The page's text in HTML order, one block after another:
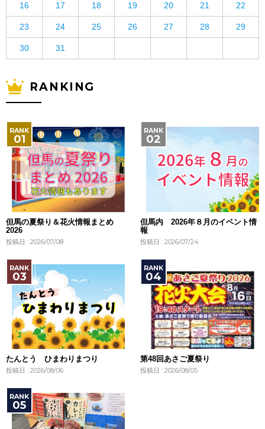
16 17 18 19 20 21 22
23 24 25 26 27 28 29
30 31
RANKING
但馬の夏祭り＆花火情報まとめ
2026
投稿日 : 2026/07/08
但馬内 2026年８月のイベント情
報
投稿日 : 2026/07/24
たんとう ひまわりまつり
投稿日 : 2026/08/06
第48回あさご夏祭り
投稿日 : 2026/08/05